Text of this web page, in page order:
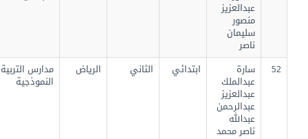
عبدالعزيز
منصور
سليمان
سارة
عبدالملك
عبدالعزيز
عبدالرحمن
عبدالله
ناصر محمد
ابتدائي الثاني الرياض مدارس التربية
النموذجية